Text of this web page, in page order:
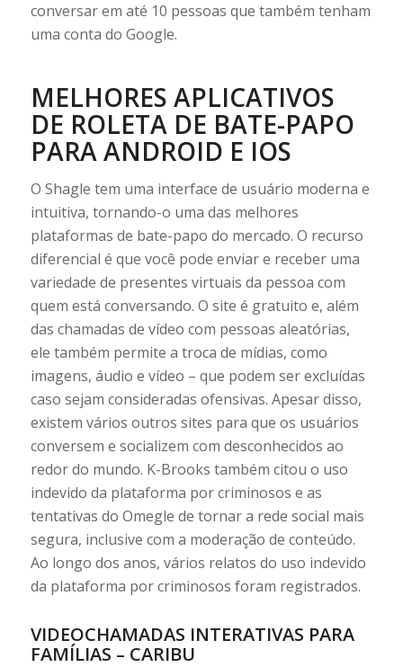
conversar em até 10 pessoas que também tenham
uma conta do Google.
MELHORES APLICATIVOS
DE ROLETA DE BATE-PAPO
PARA ANDROID E IOS
O Shagle tem uma interface de usuário moderna e
intuitiva, tornando-o uma das melhores
plataformas de bate-papo do mercado. O recurso
diferencial é que você pode enviar e receber uma
variedade de presentes virtuais da pessoa com
quem está conversando. O site é gratuito e, além
das chamadas de vídeo com pessoas aleatórias,
ele também permite a troca de mídias, como
imagens, áudio e vídeo – que podem ser excluídas
caso sejam consideradas ofensivas. Apesar disso,
existem vários outros sites para que os usuários
conversem e socializem com desconhecidos ao
redor do mundo. K-Brooks também citou o uso
indevido da plataforma por criminosos e as
tentativas do Omegle de tornar a rede social mais
segura, inclusive com a moderação de conteúdo.
Ao longo dos anos, vários relatos do uso indevido
da plataforma por criminosos foram registrados.
VIDEOCHAMADAS INTERATIVAS PARA
FAMÍLIAS – CARIBU